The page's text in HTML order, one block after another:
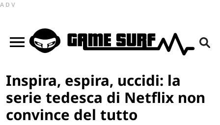
ADV
Inspira, espira, uccidi: la
serie tedesca di Netflix non
convince del tutto